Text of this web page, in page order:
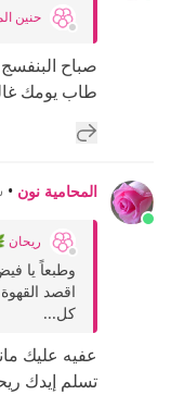
حنين
صباح
طاب يومك
إضافة رد جديد
المحامية نون •
ريحان
وطبعاً يا
اقصد
كل...
عفيه عليك
تسلم إيدك